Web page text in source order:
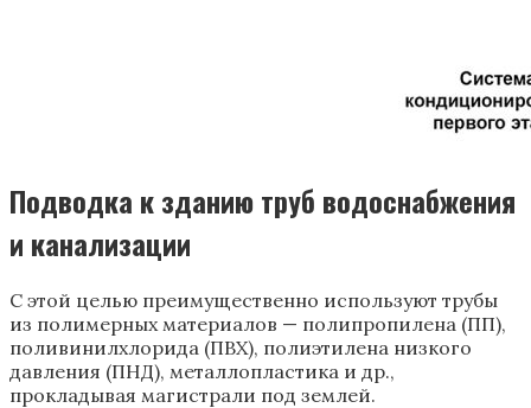
Подводка к зданию труб водоснабжения
и канализации
С этой целью преимущественно используют трубы
из полимерных материалов — полипропилена (ПП),
поливинилхлорида (ПВХ), полиэтилена низкого
давления (ПНД), металлопластика и др.,
прокладывая магистрали под землей.